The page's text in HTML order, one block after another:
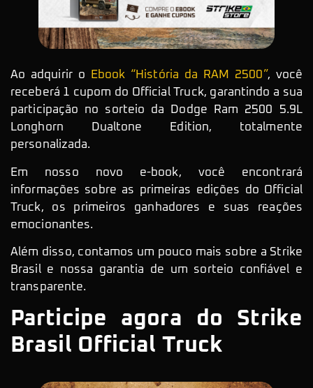
Ao adquirir o Ebook “História da RAM 2500”, você
receberá 1 cupom do Official Truck, garantindo a sua
participação no sorteio da Dodge Ram 2500 5.9L
Longhorn Dualtone Edition, totalmente
personalizada.
Em nosso novo e-book, você encontrará
informações sobre as primeiras edições do Official
Truck, os primeiros ganhadores e suas reações
emocionantes.
Além disso, contamos um pouco mais sobre a Strike
Brasil e nossa garantia de um sorteio confiável e
transparente.
Participe agora do Strike
Brasil Official Truck